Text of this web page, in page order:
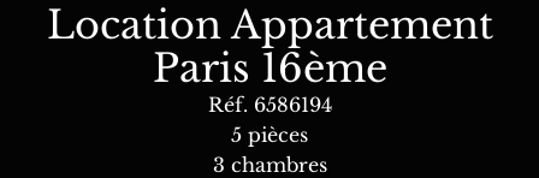
Location Appartement
Paris 16ème
Réf. 6586194
5 pièces
3 chambres